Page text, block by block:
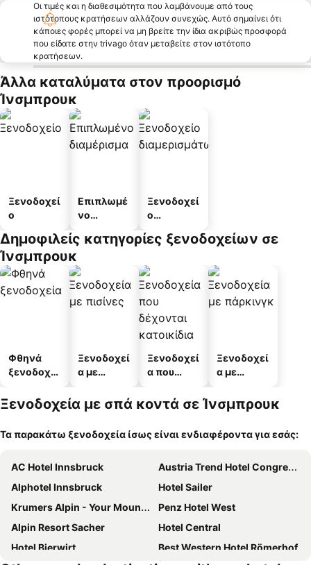
Οι τιμές και η διαθεσιμότητα που λαμβάνουμε από τους
ιστότοπους κρατήσεων αλλάζουν συνεχώς. Αυτό σημαίνει ότι
κάποιες φορές μπορεί να μη βρείτε την ίδια ακριβώς προσφορά
που είδατε στην trivago όταν μεταβείτε στον ιστότοπο
κρατήσεων.
Άλλα καταλύματα στον προορισμό
Ίνσμπρουκ
Ξενοδοχεί
ο
Επιπλωμέ
νο
α
Ξενοδοχεί
ο
άτων
Δημοφιλείς κατηγορίες ξενοδοχείων σε
Ίνσμπρουκ
Φθηνά
ξενοδοχεί
Ξενοδοχεί
α με
Ξενοδοχεί
α που
κατοικίδι
α
Ξενοδοχεί
α με
Ξενοδοχεία με σπά κοντά σε Ίνσμπρουκ
Τα παρακάτω ξενοδοχεία ίσως είναι ενδιαφέροντα για εσάς:
AC Hotel Innsbruck
Austria Trend Hotel Congress Innsbruck
Alphotel Innsbruck
Hotel Sailer
Krumers Alpin - Your Mountain Oasis
Penz Hotel West
Alpin Resort Sacher
Hotel Central
Hotel Bierwirt
Best Western Hotel Römerhof